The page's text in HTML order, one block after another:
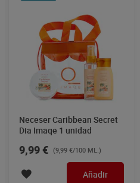
Neceser Caribbean Secret
Dia Imaqe 1 unidad
9,99 € (9,99 €/100 ML.)
Añadir